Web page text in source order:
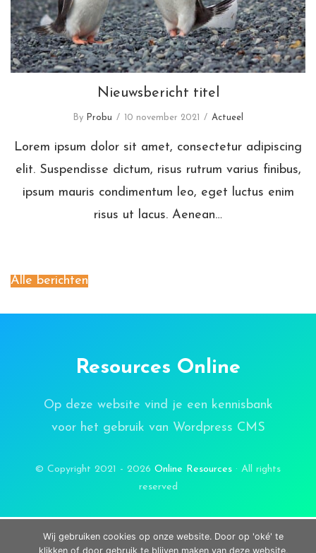
Nieuwsbericht titel
By Probu 10 november 2021 Actueel
Lorem ipsum dolor sit amet, consectetur adipiscing
elit. Suspendisse dictum, risus rutrum varius finibus,
ipsum mauris condimentum leo, eget luctus enim
risus ut lacus. Aenean…
Alle berichten
Resources Online
Op deze website vind je een kennisbank
voor het gebruik van Wordpress CMS
© Copyright 2021 - 2026 Online Resources · All rights
reserved
Wij gebruiken cookies op onze website. Door op 'oké' te
klikken of door gebruik te blijven maken van deze website,